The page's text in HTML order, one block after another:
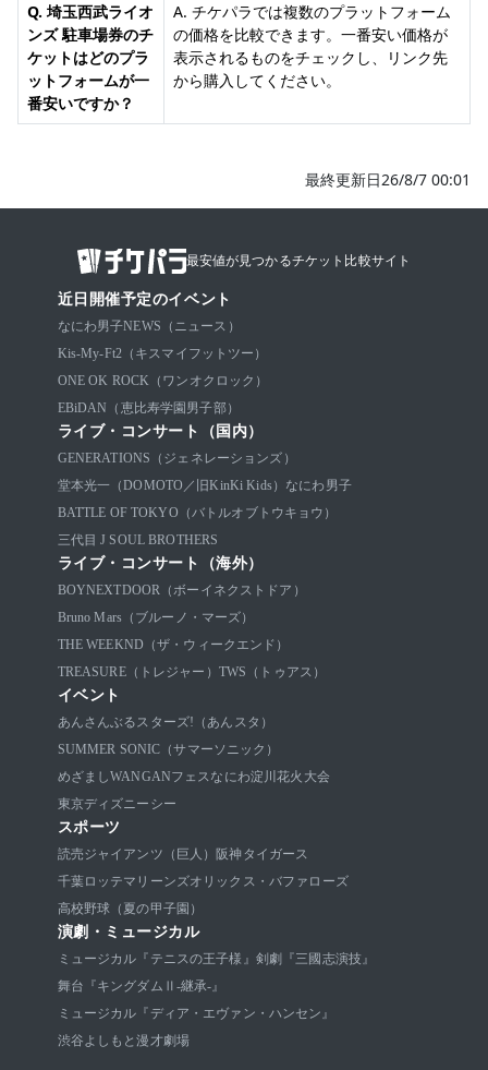
Q. 埼玉西武ライオ
ンズ 駐車場券のチ
ケットはどのプラ
ットフォームが一
番安いですか？
A. チケパラでは複数のプラットフォーム
の価格を比較できます。一番安い価格が
表示されるものをチェックし、リンク先
から購入してください。
最終更新日26/8/7 00:01
最安値が見つかるチケット比較サイト
近日開催予定のイベント
なにわ男子NEWS（ニュース）
Kis-My-Ft2（キスマイフットツー）
ONE OK ROCK（ワンオクロック）
EBiDAN（恵比寿学園男子部）
ライブ・コンサート（国内）
GENERATIONS（ジェネレーションズ）
堂本光一（DOMOTO／旧KinKi Kids） なにわ男子
BATTLE OF TOKYO（バトルオブトウキョウ）
三代目 J SOUL BROTHERS
ライブ・コンサート（海外）
BOYNEXTDOOR（ボーイネクストドア）
Bruno Mars（ブルーノ・マーズ）
THE WEEKND（ザ・ウィークエンド）
TREASURE（トレジャー） TWS（トゥアス）
イベント
あんさんぶるスターズ!（あんスタ）
SUMMER SONIC（サマーソニック）
めざましWANGANフェスなにわ淀川花火大会
東京ディズニーシー
スポーツ
読売ジャイアンツ（巨人）
阪神タイガース
千葉ロッテマリーンズオリックス・バファローズ
高校野球（夏の甲子園）
演劇・ミュージカル
ミュージカル『テニスの王子様』 剣劇『三國志演技』
舞台『キングダムⅡ-継承-』
ミュージカル『ディア・エヴァン・ハンセン』
渋谷よしもと漫才劇場